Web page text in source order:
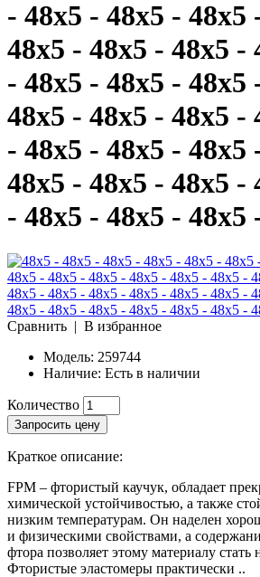
- 48x5 - 48x5 - 48x5
48x5 - 48x5 - 48x5 -
- 48x5 - 48x5 - 48x5
48x5 - 48x5 - 48x5 -
- 48x5 - 48x5 - 48x5
48x5 - 48x5 - 48x5 -
- 48x5 - 48x5 - 48x5
Сравнить | В избранное
Модель: 259744
Наличие: Есть в наличии
Количество
Запросить цену
Краткое описание:
FPM – фтористый каучук, обладает
химической устойчивостью, а также
низким температурам. Он наделен
и физическими свойствами, а
фтора позволяет этому материалу стать
Фтористые эластомеры практически ..